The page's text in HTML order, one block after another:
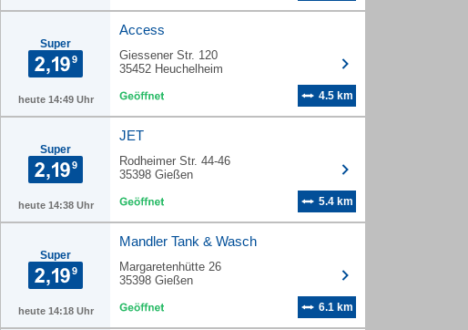
Super
heute 14:49 Uhr
Access
Giessener Str. 120
35452 Heuchelheim
4.5 km
Super
heute 14:38 Uhr
JET
Rodheimer Str. 44-46
35398 Gießen
5.4 km
Super
heute 14:18 Uhr
Mandler Tank & Wasch
Margaretenhütte 26
35398 Gießen
6.1 km